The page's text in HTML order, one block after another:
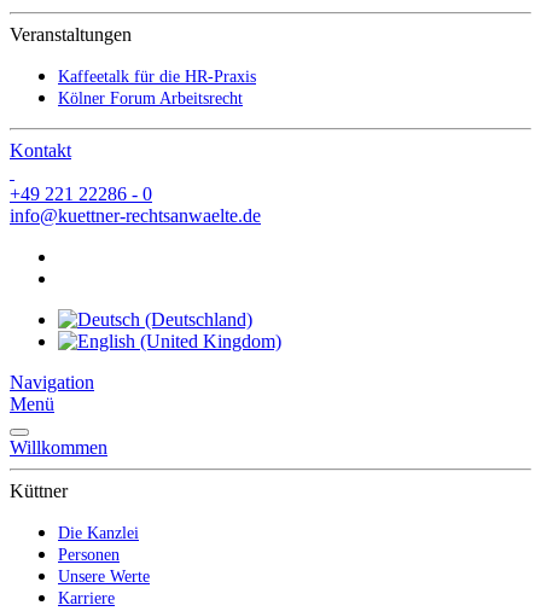
Veranstaltungen
Kaffeetalk für die HR-Praxis
Kölner Forum Arbeitsrecht
Kontakt
+49 221 22286 - 0
info@kuettner-rechtsanwaelte.de
Navigation
Menü
Willkommen
Küttner
Die Kanzlei
Personen
Unsere Werte
Karriere